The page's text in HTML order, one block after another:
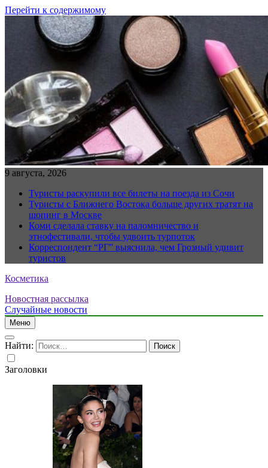
Перейти к содержимому
9 августа, 2026
Туристы раскупили все билеты на поезда из Сочи
Туристы с Ближнего Востока больше других тратят на
шопинг в Москве
Коми сделала ставку на паломничество и
этнофестивали, чтобы удвоить турпоток
Корреспондент “РГ” выяснила, чем Грозный удивит
туристов
Косметика
Новостная рассылка
Случайные новости
Меню
Найти:
Заголовки